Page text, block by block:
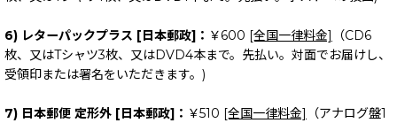
6) レターパックプラス [日本郵政]： ￥600 [全国一律料金]
（CD6
枚、又はTシャツ3枚、又はDVD4本まで。先払い。対面でお届けし、
受領印または署名をいただきます。)
7) 日本郵便 定形外 [日本郵政]： ￥510 [全国一律料金]
（アナログ盤1